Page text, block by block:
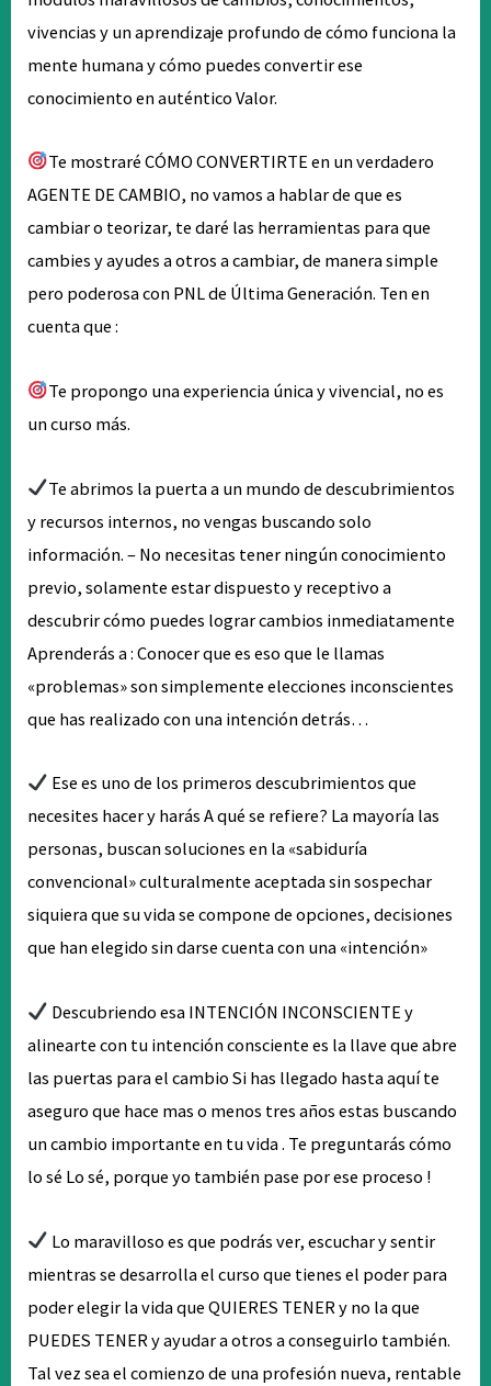
vivencias y un aprendizaje profundo de cómo funciona la
mente humana y cómo puedes convertir ese
conocimiento en auténtico Valor.
Te mostraré CÓMO CONVERTIRTE en un verdadero
AGENTE DE CAMBIO, no vamos a hablar de que es
cambiar o teorizar, te daré las herramientas para que
cambies y ayudes a otros a cambiar, de manera simple
pero poderosa con PNL de Última Generación. Ten en
cuenta que :
Te propongo una experiencia única y vivencial, no es
un curso más.
Te abrimos la puerta a un mundo de descubrimientos
y recursos internos, no vengas buscando solo
información. – No necesitas tener ningún conocimiento
previo, solamente estar dispuesto y receptivo a
descubrir cómo puedes lograr cambios inmediatamente
Aprenderás a : Conocer que es eso que le llamas
«problemas» son simplemente elecciones inconscientes
que has realizado con una intención detrás…
Ese es uno de los primeros descubrimientos que
necesites hacer y harás A qué se refiere? La mayoría las
personas, buscan soluciones en la «sabiduría
convencional» culturalmente aceptada sin sospechar
siquiera que su vida se compone de opciones, decisiones
que han elegido sin darse cuenta con una «intención»
Descubriendo esa INTENCIÓN INCONSCIENTE y
alinearte con tu intención consciente es la llave que abre
las puertas para el cambio Si has llegado hasta aquí te
aseguro que hace mas o menos tres años estas buscando
un cambio importante en tu vida . Te preguntarás cómo
lo sé Lo sé, porque yo también pase por ese proceso !
Lo maravilloso es que podrás ver, escuchar y sentir
mientras se desarrolla el curso que tienes el poder para
poder elegir la vida que QUIERES TENER y no la que
PUEDES TENER y ayudar a otros a conseguirlo también.
Tal vez sea el comienzo de una profesión nueva, rentable